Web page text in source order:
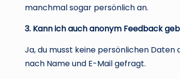
manchmal sogar persönlich an.
3. Kann ich auch anonym Feedback
Ja, du musst keine persönlichen Daten
nach Name und E-Mail gefragt.